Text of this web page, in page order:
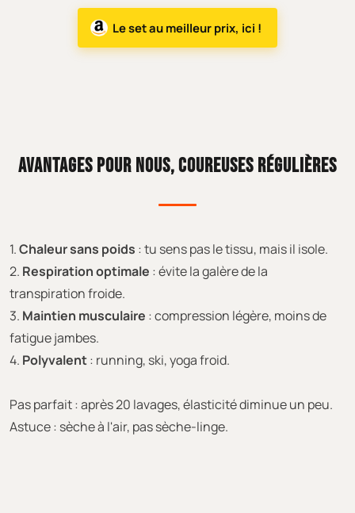
Le set au meilleur prix, ici !
AVANTAGES POUR NOUS, COUREUSES RÉGULIÈRES
1.Chaleur sans poids : tu sens pas le tissu, mais il isole.
2. Respiration optimale : évite la galère de la
transpiration froide.
3. Maintien musculaire : compression légère, moins de
fatigue jambes.
4. Polyvalent: running, ski, yoga froid.
Pas parfait : après 20 lavages, élasticité diminue un peu.
Astuce : sèche à l'air, pas sèche-linge.